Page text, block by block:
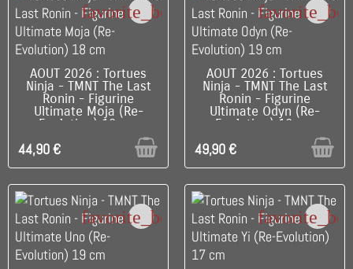
RUPTURE DE STOCK
favorite_border
AOUT 2026 : Tortues
Ninja - TMNT The Last
Ronin - Figurine
Ultimate Moja (Re-
Evolution) 18 cm
44,90 €
RUPTURE DE STOCK
AOUT 2026 : Tortues
Ninja - TMNT The Last
Ronin - Figurine
Ultimate Odyn (Re-
Evolution) 19 cm
49,90 €
favorite_border